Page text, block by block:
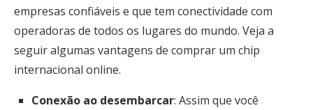
empresas confiáveis e que tem conectividade com
operadoras de todos os lugares do mundo. Veja a
seguir algumas vantagens de comprar um chip
internacional online.
Conexão ao desembarcar: Assim que você